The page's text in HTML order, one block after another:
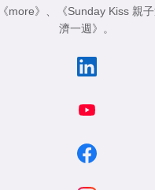
《more》 《Sunday Kiss 親子
濟一週》
。